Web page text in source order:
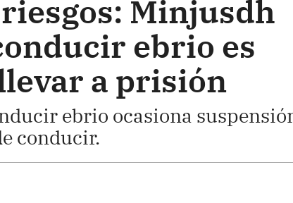
Minjusdh
ebrio es
a prisión
ebrio ocasiona
conducir.